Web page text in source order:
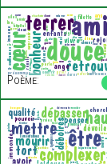
Poème: